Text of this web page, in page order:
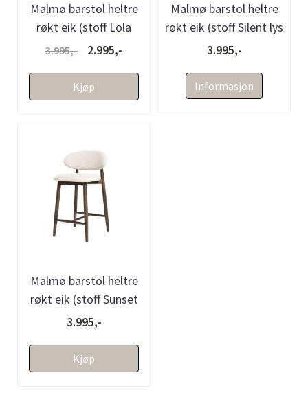
Malmø barstol heltre
røkt eik (stoff Lola
sennep)
3.995,- 2.995,-
Kjøp
Malmø barstol heltre
røkt eik (stoff Silent lys
sand)
3.995,-
Informasjon
Malmø barstol heltre
røkt eik (stoff Sunset
beige melert)
3.995,-
Kjøp